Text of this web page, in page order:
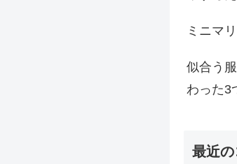
ミニマ
似合う
わった3
最近の